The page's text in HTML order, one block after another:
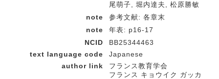
尾萌子, 堀内達夫, 松原勝敏
note
参考文献: 各章末
note
年表: p16-17
NCID
BB25344463
text language code
Japanese
author link
フランス教育学会
フランス キョウイク ガッカ